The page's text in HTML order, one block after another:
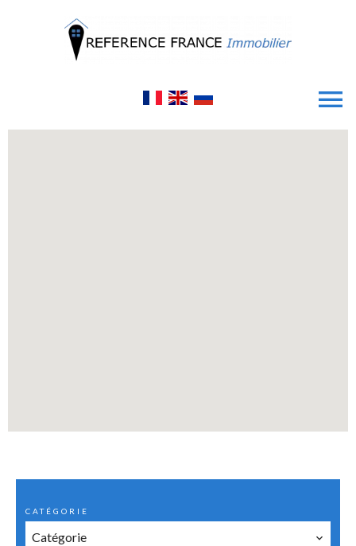
CATÉGORIE
Catégorie